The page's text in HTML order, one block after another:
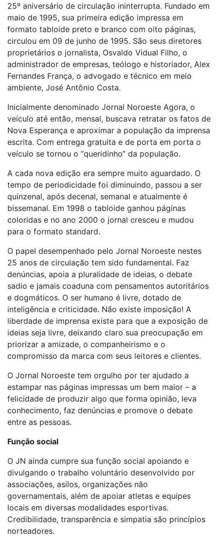
25º aniversário de circulação ininterrupta. Fundado em
maio de 1995, sua primeira edição impressa em
formato tabloide preto e branco com oito páginas,
circulou em 09 de junho de 1995. São seus diretores
proprietários o jornalista, Osvaldo Vidual Filho, o
administrador de empresas, teólogo e historiador, Alex
Fernandes França, o advogado e técnico em meio
ambiente, José Antônio Costa.
Inicialmente denominado Jornal Noroeste Agora, o
veículo até então, mensal, buscava retratar os fatos de
Nova Esperança e aproximar a população da imprensa
escrita. Com entrega gratuita e de porta em porta o
veículo se tornou o “queridinho” da população.
A cada nova edição era sempre muito aguardado. O
tempo de periodicidade foi diminuindo, passou a ser
quinzenal, após decenal, semanal e atualmente é
bissemanal. Em 1998 o tabloide ganhou páginas
coloridas e no ano 2000 o jornal cresceu e mudou
para o formato standard.
O papel desempenhado pelo Jornal Noroeste nestes
25 anos de circulação tem sido fundamental. Faz
denúncias, apoia a pluralidade de ideias, o debate
sadio e jamais coaduna com pensamentos autoritários
e dogmáticos. O ser humano é livre, dotado de
inteligência e criticidade. Não existe imposição! A
liberdade de imprensa existe para que a exposição de
ideias seja livre, deixando claro sua preocupação em
priorizar a amizade, o companheirismo e o
compromisso da marca com seus leitores e clientes.
O Jornal Noroeste tem orgulho por ter ajudado a
estampar nas páginas impressas um bem maior – a
felicidade de produzir algo que forma opinião, leva
conhecimento, faz denúncias e promove o debate
entre as pessoas.
Função social
O JN ainda cumpre sua função social apoiando e
divulgando o trabalho voluntário desenvolvido por
associações, asilos, organizações não
governamentais, além de apoiar atletas e equipes
locais em diversas modalidades esportivas.
Credibilidade, transparência e simpatia são princípios
norteadores.